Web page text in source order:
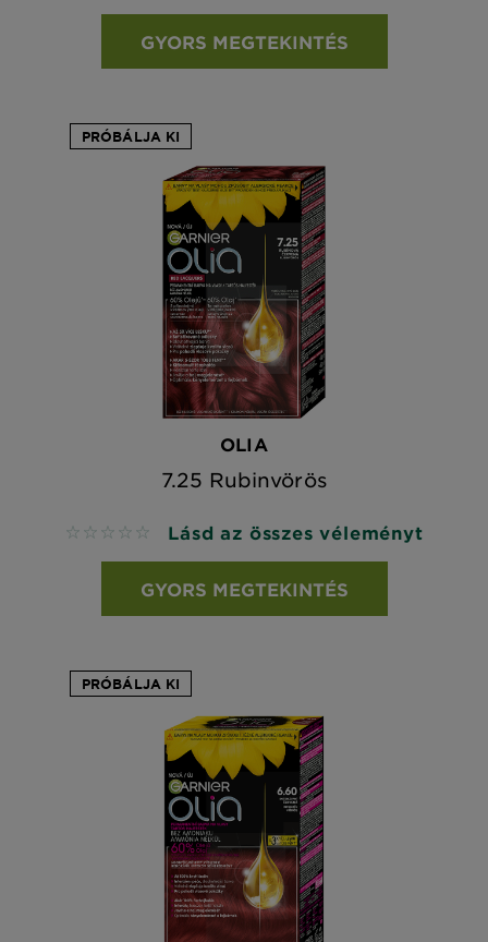
GYORS MEGTEKINTÉS
PRÓBÁLJA KI
OLIA
7.25 Rubinvörös
No reviews Lásd az összes véleményt
GYORS MEGTEKINTÉS
PRÓBÁLJA KI